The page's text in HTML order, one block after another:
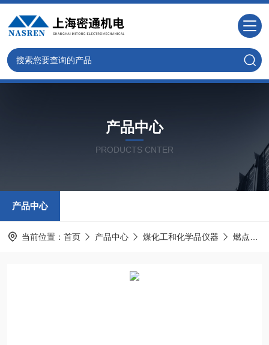
产品中心
PRODUCTS CNTER
产品中心
当前位置： 首页 产品中心 煤化工和化学品仪器 燃点试验器